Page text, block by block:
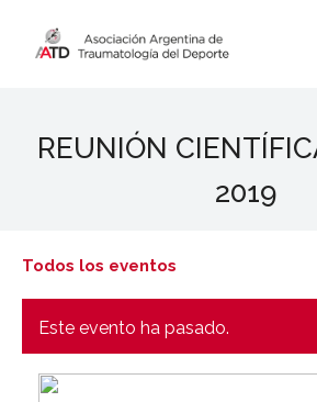
REUNIÓN
2019
Todos los eventos
Este evento ha pasado.